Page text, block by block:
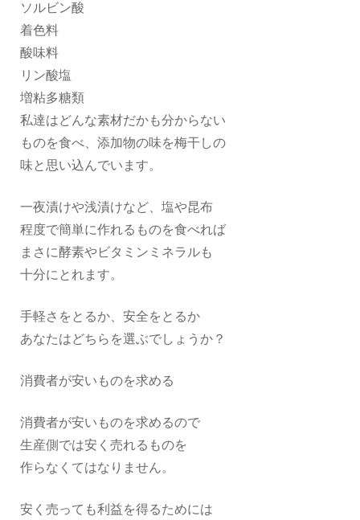
ソルビン酸
着色料
酸味料
リン酸塩
増粘多糖類
私達はどんな素材だかも分からない
ものを食べ、添加物の味を梅干しの
味と思い込んでいます。
一夜漬けや浅漬けなど、塩や昆布
程度で簡単に作れるものを食べれば
まさに酵素やビタミンミネラルも
十分にとれます。
手軽さをとるか、安全をとるか
あなたはどちらを選ぶでしょうか？
消費者が安いものを求める
消費者が安いものを求めるので
生産側では安く売れるものを
作らなくてはなりません。
安く売っても利益を得るためには